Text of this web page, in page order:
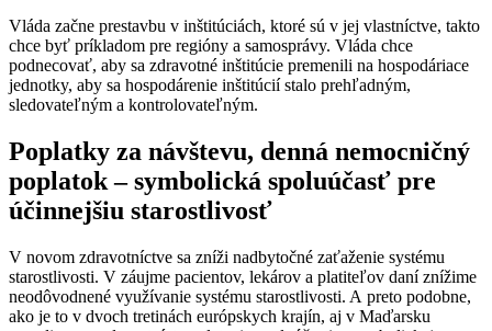
Vláda začne prestavbu v inštitúciách, ktoré sú v jej vlastníctve, takto
chce byť príkladom pre regióny a samosprávy. Vláda chce
podnecovať, aby sa zdravotné inštitúcie premenili na hospodáriace
jednotky, aby sa hospodárenie inštitúcií stalo prehľadným,
sledovateľným a kontrolovateľným.
Poplatky za návštevu, denná nemocničný
poplatok – symbolická spoluúčasť pre
účinnejšiu starostlivosť
V novom zdravotníctve sa zníži nadbytočné zaťaženie systému
starostlivosti. V záujme pacientov, lekárov a platiteľov daní znížime
neodôvodnené využívanie systému starostlivosti. A preto podobne,
ako je to v dvoch tretinách európskych krajín, aj v Maďarsku